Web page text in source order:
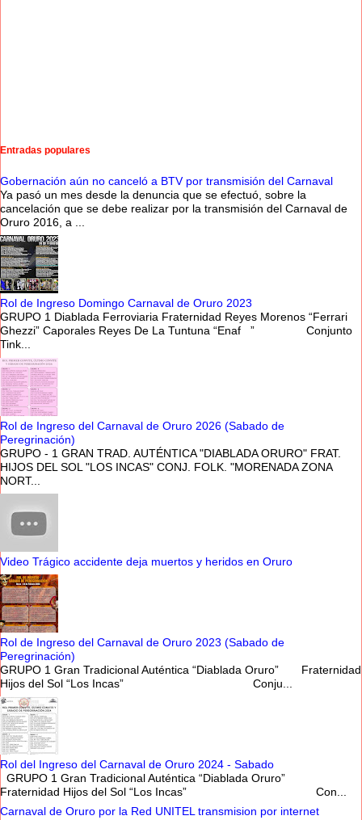
Entradas populares
Gobernación aún no canceló a BTV por transmisión del Carnaval
Ya pasó un mes desde la denuncia que se efectuó, sobre la
cancelación que se debe realizar por la transmisión del Carnaval de
Oruro 2016, a ...
Rol de Ingreso Domingo Carnaval de Oruro 2023
GRUPO 1 Diablada Ferroviaria Fraternidad Reyes Morenos “Ferrari
Ghezzi” Caporales Reyes De La Tuntuna “Enaf ” Conjunto
Tink...
Rol de Ingreso del Carnaval de Oruro 2026 (Sabado de
Peregrinación)
GRUPO - 1 GRAN TRAD. AUTÉNTICA "DIABLADA ORURO" FRAT.
HIJOS DEL SOL "LOS INCAS" CONJ. FOLK. "MORENADA ZONA
NORT...
Video Trágico accidente deja muertos y heridos en Oruro
Rol de Ingreso del Carnaval de Oruro 2023 (Sabado de
Peregrinación)
GRUPO 1 Gran Tradicional Auténtica “Diablada Oruro” Fraternidad
Hijos del Sol “Los Incas” Conju...
Rol del Ingreso del Carnaval de Oruro 2024 - Sabado
GRUPO 1 Gran Tradicional Auténtica “Diablada Oruro”
Fraternidad Hijos del Sol “Los Incas” Con...
Carnaval de Oruro por la Red UNITEL transmision por internet